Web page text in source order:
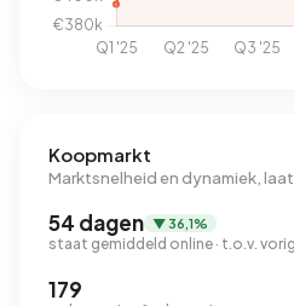
Koopmarkt
Marktsnelheid en dynamiek,
54 dagen ▼ 36,1%
staat gemiddeld online · t.o.v.
179